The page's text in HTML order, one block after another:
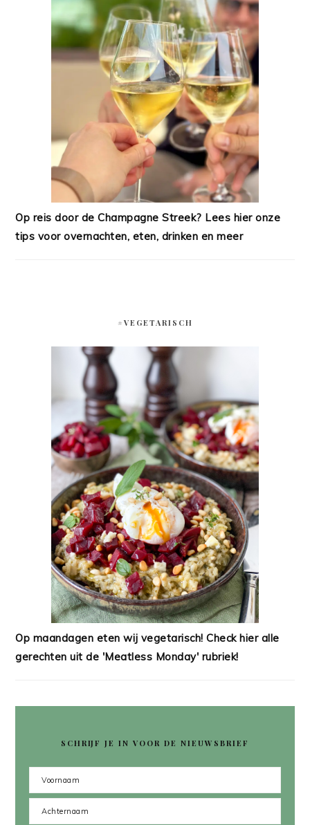
Op reis door de Champagne Streek? Lees hier onze
tips voor overnachten, eten, drinken en meer
#VEGETARISCH
Op maandagen eten wij vegetarisch! Check hier alle
gerechten uit de 'Meatless Monday' rubriek!
SCHRIJF JE IN VOOR DE NIEUWSBRIEF